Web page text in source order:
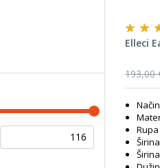
Elleci
193,00